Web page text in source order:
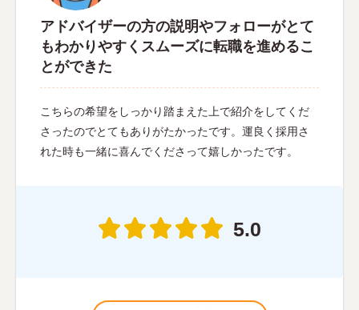
アドバイザーの方の説明やフォローがとて
もわかりやすくスムーズに転職を進めるこ
とができた
こちらの希望をしっかり踏まえた上で紹介をしてくだ
さったのでとてもありがたかったです。運良く採用さ
れた時も一緒に喜んでくださって嬉しかったです。
5.0